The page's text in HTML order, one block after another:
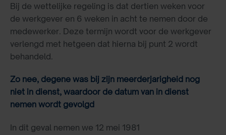
Bij de wettelijke regeling is dat dertien weken voor
de werkgever en 6 weken in acht te nemen door de
medewerker. Deze termijn wordt voor de werkgever
verlengd met hetgeen dat hierna bij punt 2 wordt
behandeld.
Zo nee, degene was bij zijn meerderjarigheid nog
niet in dienst, waardoor de datum van in dienst
nemen wordt gevolgd
In dit geval nemen we 12 mei 1981